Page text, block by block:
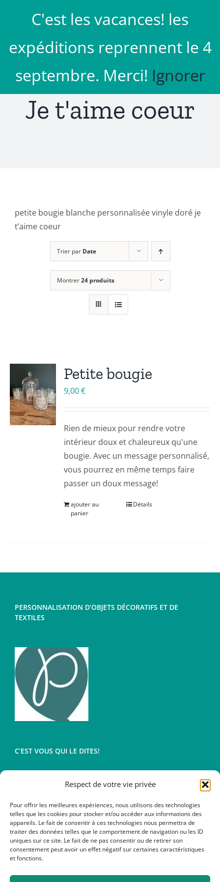
Respect de votre vie privée
Pour offrir les meilleures expériences, nous utilisons des technologies
telles que les cookies pour stocker et/ou accéder aux informations des
appareils. Le fait de consentir à ces technologies nous permettra de
traiter des données telles que le comportement de navigation ou les ID
uniques sur ce site. Le fait de ne pas consentir ou de retirer son
consentement peut avoir un effet négatif sur certaines caractéristiques
et fonctions.
C'est les vacances! les
expéditions reprennent le 4
septembre. Merci! Ignorer
Je t'aime coeur
petite bougie blanche personnalisée vinyle doré je
t’aime coeur
Trier par Date
Montrer24 produits
Petite bougie
9,00€
Rien de mieux pour rendre votre
intérieur doux et chaleureux qu'une
bougie. Avec un message personnalisé,
vous pourrez en même temps faire
passer un doux message!
ajouter au
panier
Détails
PERSONNALISATION D’OBJETS DÉCORATIFS ET DE
TEXTILES
C’EST VOUS QUI LE DITES!
Conditions générales de vente
Mentions légales